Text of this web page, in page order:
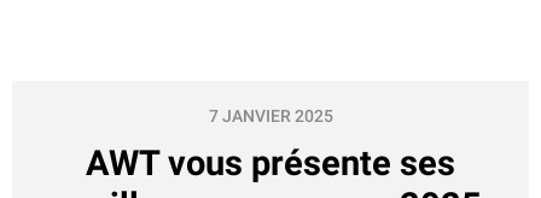
AWT vous présente ses
7 JANVIER 2025